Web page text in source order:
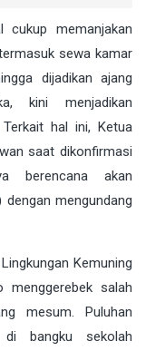
memanjakan
sewa kamar
dijadikan ajang
kini menjadikan
hal ini, Ketua
saat dikonfirmasi
berencana akan
dengan mengundang
Kemuning
menggerebek salah
mesum. Puluhan
bangku sekolah